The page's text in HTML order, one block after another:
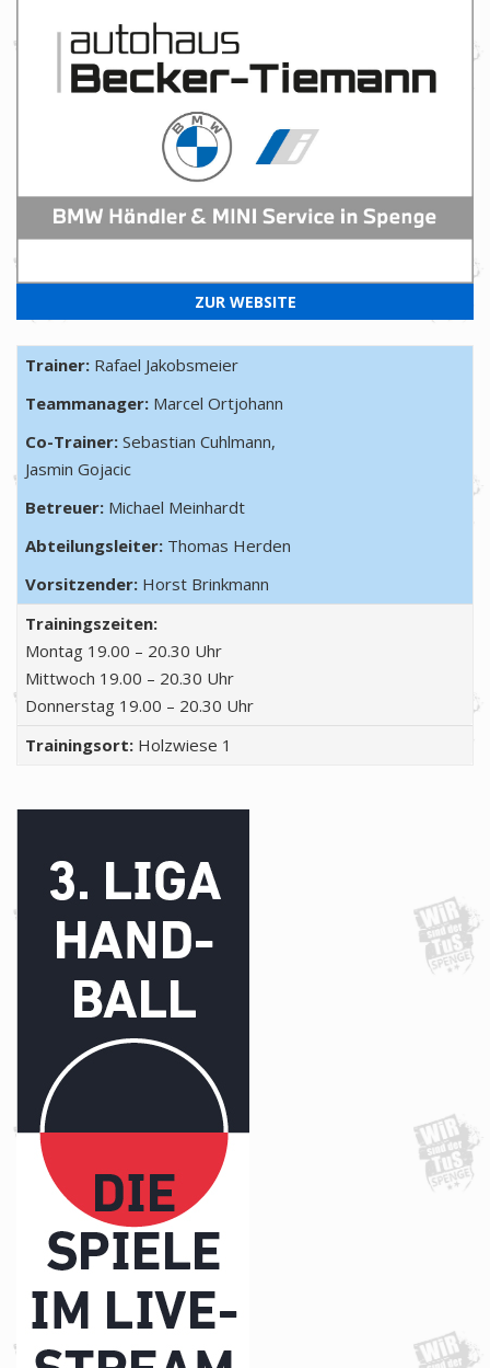
ZUR WEBSITE
Trainer: Rafael Jakobsmeier
Teammanager: Marcel Ortjohann
Co-Trainer: Sebastian Cuhlmann,
Jasmin Gojacic
Betreuer: Michael Meinhardt
Abteilungsleiter: Thomas Herden
Vorsitzender: Horst Brinkmann
Trainingszeiten:
Montag 19.00 – 20.30 Uhr
Mittwoch 19.00 – 20.30 Uhr
Donnerstag 19.00 – 20.30 Uhr
Trainingsort: Holzwiese 1